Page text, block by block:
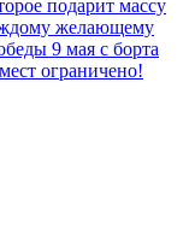
подарит массу
желающему
9 мая с борта
ограничено!